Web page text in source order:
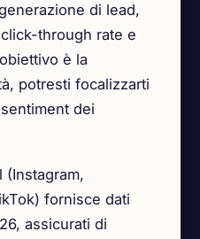
di lead,
through rate e
è la
potresti focalizzarti
dei
(Instagram,
fornisce dati
assicurati di